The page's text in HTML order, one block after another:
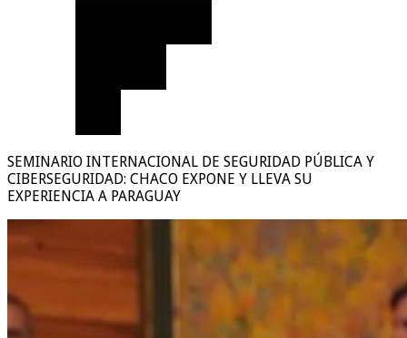
SEMINARIO INTERNACIONAL DE SEGURIDAD PÚBLICA Y
CIBERSEGURIDAD: CHACO EXPONE Y LLEVA SU
EXPERIENCIA A PARAGUAY